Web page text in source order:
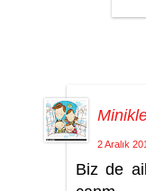
2 Aralık
Biz de